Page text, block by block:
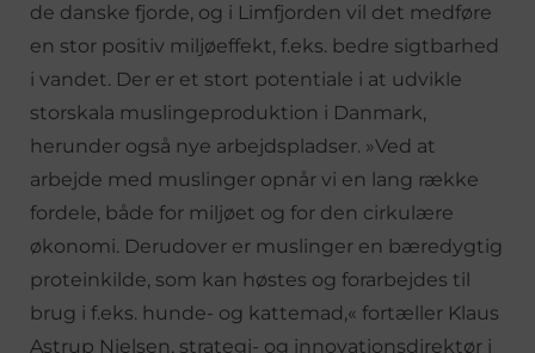
de danske fjorde, og i Limfjorden vil det medføre
en stor positiv miljøeffekt, f.eks. bedre sigtbarhed
i vandet. Der er et stort potentiale i at udvikle
storskala muslingeproduktion i Danmark,
herunder også nye arbejdspladser. »Ved at
arbejde med muslinger opnår vi en lang række
fordele, både for miljøet og for den cirkulære
økonomi. Derudover er muslinger en bæredygtig
proteinkilde, som kan høstes og forarbejdes til
brug i f.eks. hunde- og kattemad,« fortæller Klaus
Astrup Nielsen, strategi- og innovationsdirektør i